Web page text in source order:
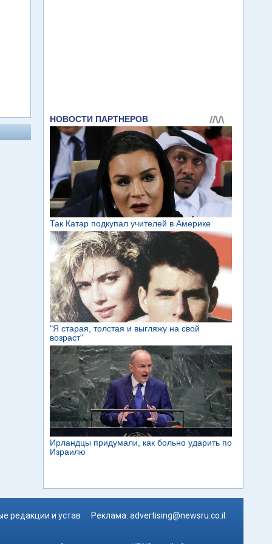
редакции и устав Реклама: advertising@newsru.co.il